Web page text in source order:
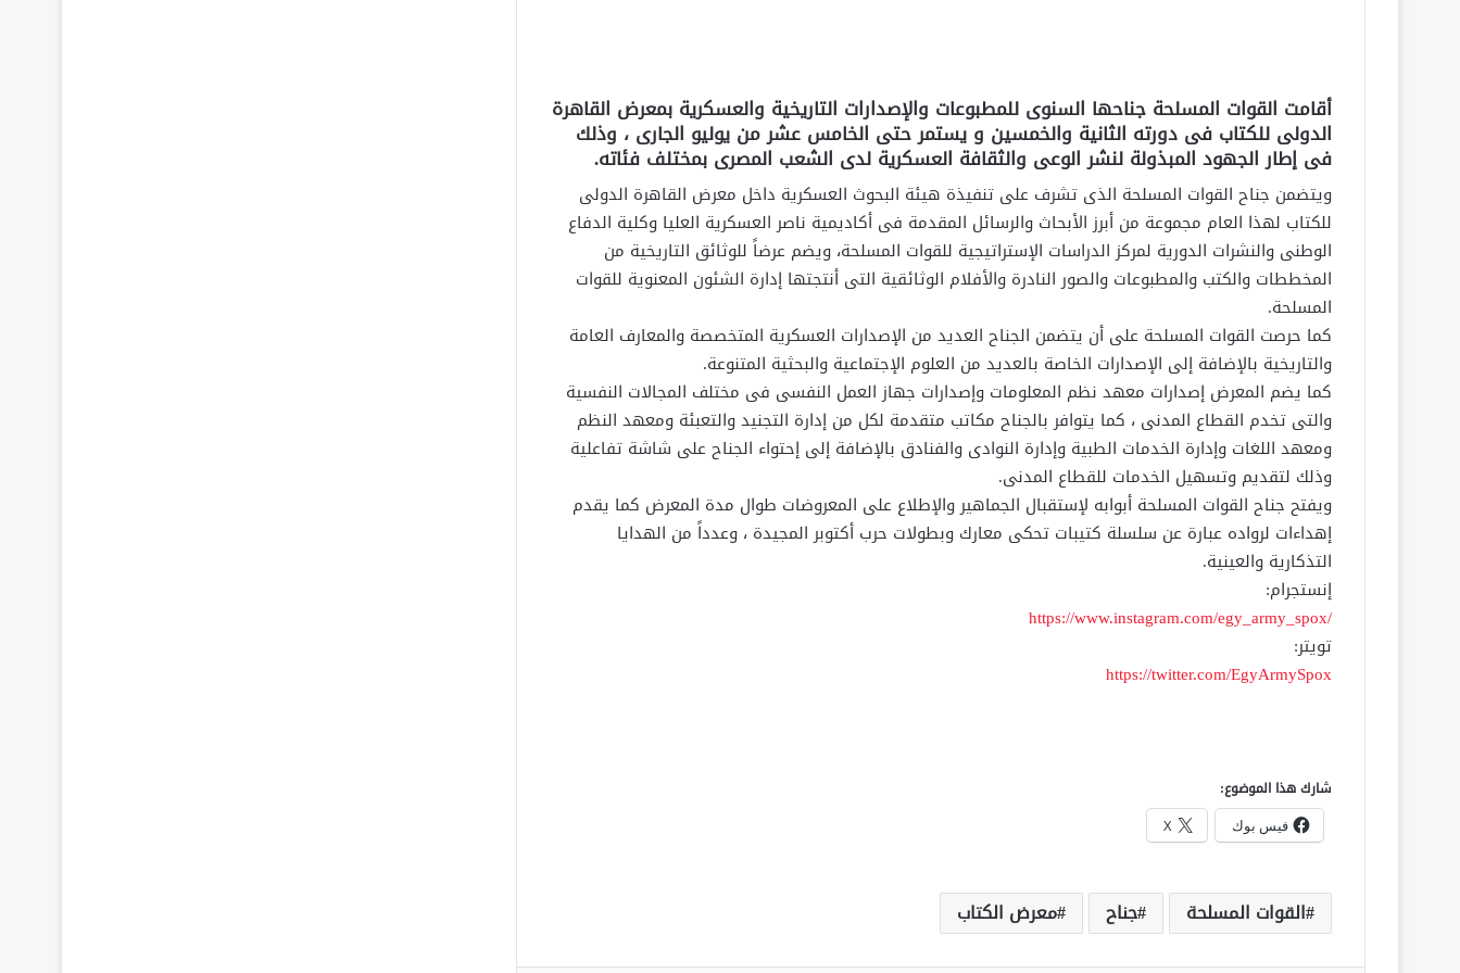
أقامت القوات المسلحة جناحها السنوى للمطبوعات والإصدارات التاريخية والعسكرية بمعرض القاهرة
الدولى للكتاب فى دورته الثانية والخمسين و يستمر حتى الخامس عشر من يوليو الجارى ، وذلك
فى إطار الجهود المبذولة لنشر الوعى والثقافة العسكرية لدى الشعب المصرى بمختلف فئاته.
ويتضمن جناح القوات المسلحة الذى تشرف على تنفيذة هيئة البحوث العسكرية داخل معرض القاهرة الدولى
للكتاب لهذا العام مجموعة من أبرز الأبحاث والرسائل المقدمة فى أكاديمية ناصر العسكرية العليا وكلية الدفاع
الوطنى والنشرات الدورية لمركز الدراسات الإستراتيجية للقوات المسلحة، ويضم عرضاً للوثائق التاريخية من
المخططات والكتب والمطبوعات والصور النادرة والأفلام الوثائقية التى أنتجتها إدارة الشئون المعنوية للقوات
المسلحة.
كما حرصت القوات المسلحة على أن يتضمن الجناح العديد من الإصدارات العسكرية المتخصصة والمعارف العامة
والتاريخية بالإضافة إلى الإصدارات الخاصة بالعديد من العلوم الإجتماعية والبحثية المتنوعة.
كما يضم المعرض إصدارات معهد نظم المعلومات وإصدارات جهاز العمل النفسى فى مختلف المجالات النفسية
والتى تخدم القطاع المدنى ، كما يتوافر بالجناح مكاتب متقدمة لكل من إدارة التجنيد والتعبئة ومعهد النظم
ومعهد اللغات وإدارة الخدمات الطبية وإدارة النوادى والفنادق بالإضافة إلى إحتواء الجناح على شاشة تفاعلية
وذلك لتقديم وتسهيل الخدمات للقطاع المدنى.
ويفتح جناح القوات المسلحة أبوابه لإستقبال الجماهير والإطلاع على المعروضات طوال مدة المعرض كما يقدم
إهداءات لرواده عبارة عن سلسلة كتيبات تحكى معارك وبطولات حرب أكتوبر المجيدة ، وعدداً من الهدايا
التذكارية والعينية.
إنستجرام:
https://www.instagram.com/egy_army_spox/
تويتر:
https://twitter.com/EgyArmySpox
شارك هذا الموضوع:
فيس بوك X
القوات المسلحة جناح معرض الكتاب